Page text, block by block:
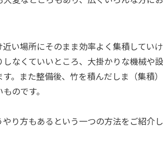
い場所にそのまま効率よく集積してい
なくていいところ、大掛かりな機械や
。また整備後、竹を積んだしま（集積
のです。
り方もあるという一つの方法をご紹介し